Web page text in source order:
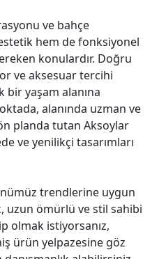
ve bahçe
hem de fonksiyonel
konulardır. Doğru
ve aksesuar tercihi
bir yaşam alanına
alanında uzman ve
planda tutan Aksoylar
ve yenilikçi tasarımları
trendlerine uygun
uzun ömürlü ve stil sahibi
olmak istiyorsanız,
ürün yelpazesine göz